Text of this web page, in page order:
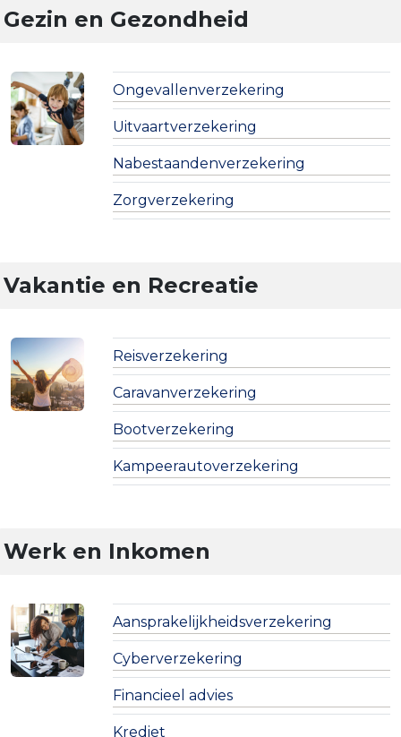
Gezin en Gezondheid
Ongevallenverzekering
Uitvaartverzekering
Nabestaandenverzekering
Zorgverzekering
Vakantie en Recreatie
Reisverzekering
Caravanverzekering
Bootverzekering
Kampeerautoverzekering
Werk en Inkomen
Aansprakelijkheidsverzekering
Cyberverzekering
Financieel advies
Krediet